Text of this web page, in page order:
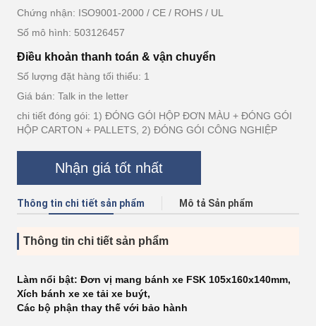
Chứng nhận: ISO9001-2000 / CE / ROHS / UL
Số mô hình: 503126457
Điều khoản thanh toán & vận chuyển
Số lượng đặt hàng tối thiểu: 1
Giá bán: Talk in the letter
chi tiết đóng gói: 1) ĐÓNG GÓI HỘP ĐƠN MÀU + ĐÓNG GÓI
HỘP CARTON + PALLETS, 2) ĐÓNG GÓI CÔNG NGHIỆP
Nhận giá tốt nhất
Thông tin chi tiết sản phẩm Mô tả Sản phẩm
Thông tin chi tiết sản phẩm
Làm nổi bật: Đơn vị mang bánh xe FSK 105x160x140mm,
Xích bánh xe xe tải xe buýt,
Các bộ phận thay thế với bảo hành